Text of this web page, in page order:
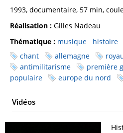
1993, documentaire, 57 min,
Réalisation : Gilles Nadeau
Thématique : musique
histoire
chant
allemagne
antimilitarisme
première
populaire
europe du nord
Vidéos